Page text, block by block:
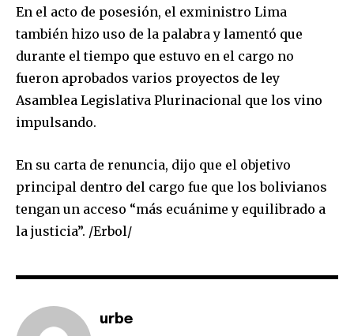
Join our community of
SUBSCRIBERS and be part of the
conversation.
To subscribe, simply enter your email address on our website
your privacy and won't spam your inbox. Your information is
safe with us.
SUBSCRIBE
I've read and accept the
En el acto de posesión, el exministro Lima
también hizo uso de la palabra y lamentó que
durante el tiempo que estuvo en el cargo no
fueron aprobados varios proyectos de ley
Asamblea Legislativa Plurinacional que los vino
impulsando.
En su carta de renuncia, dijo que el objetivo
principal dentro del cargo fue que los bolivianos
tengan un acceso “más ecuánime y equilibrado a
la justicia”. /Erbol/
urbe